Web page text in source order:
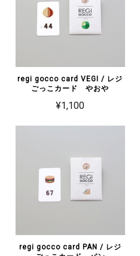
regi gocco card VEGI / レジ
ごっこカード やおや
¥1,100
regi gocco card PAN / レジ